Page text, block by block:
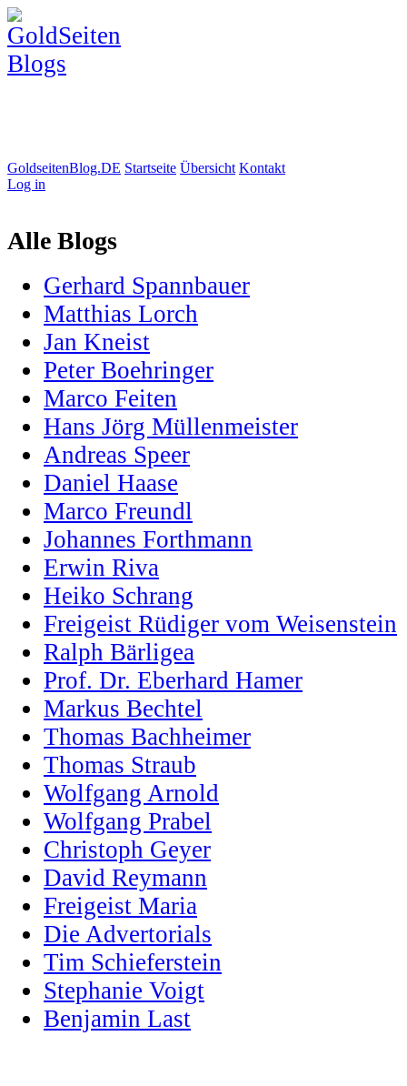
GoldseitenBlog.DE Startseite Übersicht Kontakt
Log in
Alle Blogs
Gerhard Spannbauer
Matthias Lorch
Jan Kneist
Peter Boehringer
Marco Feiten
Hans Jörg Müllenmeister
Andreas Speer
Daniel Haase
Marco Freundl
Johannes Forthmann
Erwin Riva
Heiko Schrang
Freigeist Rüdiger vom Weisenstein
Ralph Bärligea
Prof. Dr. Eberhard Hamer
Markus Bechtel
Thomas Bachheimer
Thomas Straub
Wolfgang Arnold
Wolfgang Prabel
Christoph Geyer
David Reymann
Freigeist Maria
Die Advertorials
Tim Schieferstein
Stephanie Voigt
Benjamin Last